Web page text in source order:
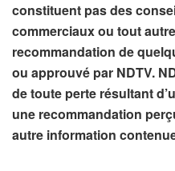
constituent pas des
commerciaux ou tout
recommandation de
ou approuvé par NDTV.
de toute perte résultant
une recommandation
autre information